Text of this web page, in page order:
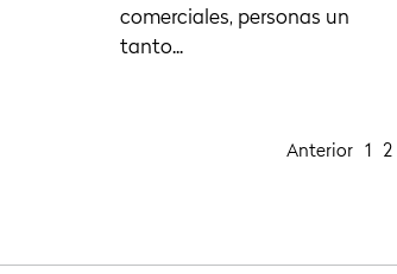
comerciales, personas un
tanto...
Anterior 1 2